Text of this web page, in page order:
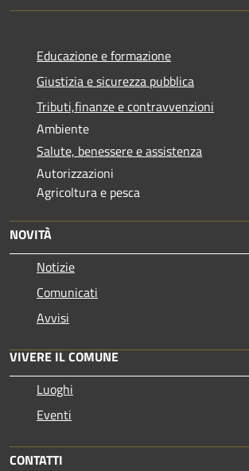
Educazione e formazione
Giustizia e sicurezza pubblica
Tributi,finanze e contravvenzioni
Ambiente
Salute, benessere e assistenza
Autorizzazioni
Agricoltura e pesca
NOVITÀ
Notizie
Comunicati
Avvisi
VIVERE IL COMUNE
Luoghi
Eventi
CONTATTI